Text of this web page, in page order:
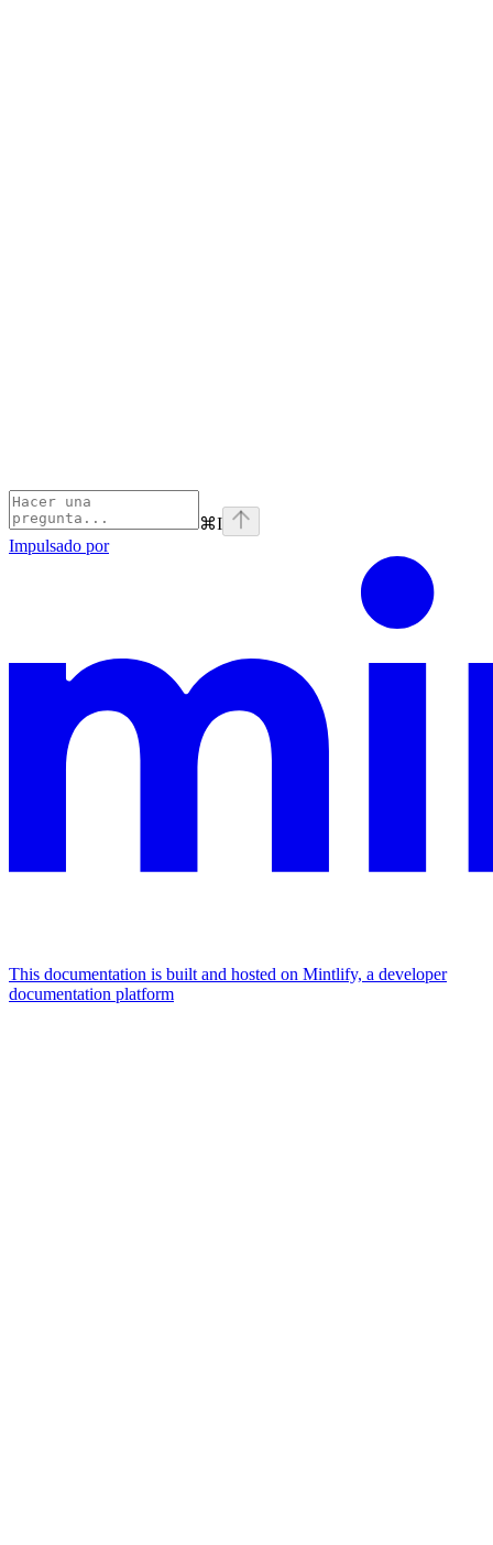
⌘I
Impulsado por
This documentation is built and hosted on Mintlify, a developer
documentation platform